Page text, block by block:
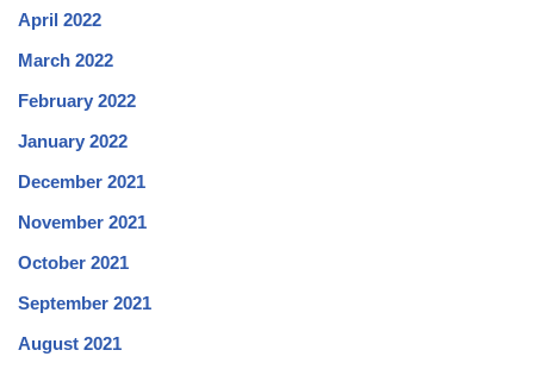
April 2022
March 2022
February 2022
January 2022
December 2021
November 2021
October 2021
September 2021
August 2021